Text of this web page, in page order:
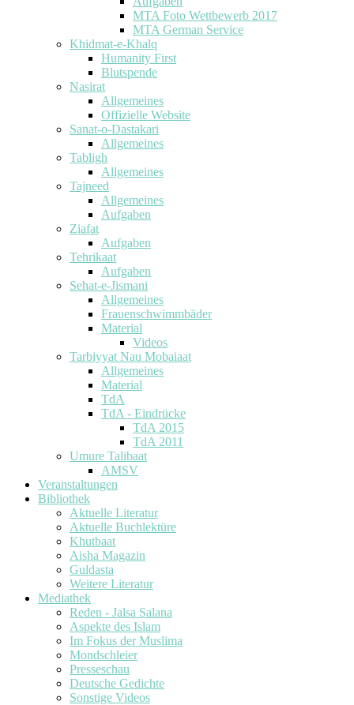
MTA Foto Wettbewerb 2017
MTA German Service
Khidmat-e-Khalq
Humanity First
Blutspende
Nasirat
Allgemeines
Offizielle Website
Sanat-o-Dastakari
Allgemeines
Tabligh
Allgemeines
Tajneed
Allgemeines
Aufgaben
Ziafat
Aufgaben
Tehrikaat
Aufgaben
Sehat-e-Jismani
Allgemeines
Frauenschwimmbäder
Material
Videos
Tarbiyyat Nau Mobaiaat
Allgemeines
Material
TdA
TdA - Eindrücke
TdA 2015
TdA 2011
Umure Talibaat
AMSV
Veranstaltungen
Bibliothek
Aktuelle Literatur
Aktuelle Buchlektüre
Khutbaat
Aisha Magazin
Guldasta
Weitere Literatur
Mediathek
Reden - Jalsa Salana
Aspekte des Islam
Im Fokus der Muslima
Mondschleier
Presseschau
Deutsche Gedichte
Sonstige Videos